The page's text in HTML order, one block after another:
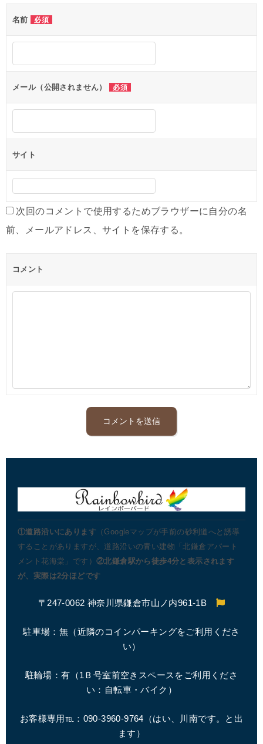
名前 必須
メール（公開されません） 必須
サイト
次回のコメントで使用するためブラウザーに自分の名
前、メールアドレス、サイトを保存する。
コメント
①道路沿いにあります （Googleマップが手前の砂利道へと誘導
することがありますが、道路沿いの青い建物「北鎌倉アパート
メント花海棠」です） ②北鎌倉駅から徒歩4分と表示されます
が、実際は2分ほどです
〒247-0062 神奈川県鎌倉市山ノ内961-1B
駐車場：無（近隣のコインパーキングをご利用くださ
い）
駐輪場：有（1Ｂ号室前空きスペースをご利用くださ
い：自転車・バイク）
お客様専用℡：090-3960-9764（はい、川南です。と出
ます）